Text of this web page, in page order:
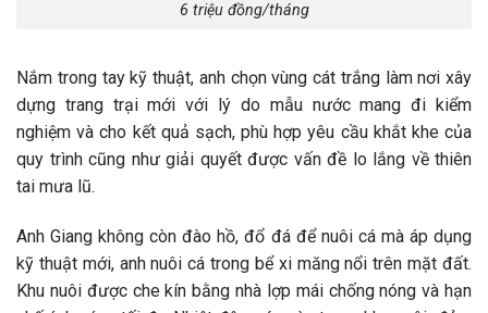
6 triệu đồng/tháng
Nắm trong tay kỹ thuật, anh chọn vùng cát trắng làm nơi xây
dựng trang trại mới với lý do mẫu nước mang đi kiểm
nghiệm và cho kết quả sạch, phù hợp yêu cầu khắt khe của
quy trình cũng như giải quyết được vấn đề lo lắng về thiên
tai mưa lũ.
Anh Giang không còn đào hồ, đổ đá để nuôi cá mà áp dụng
kỹ thuật mới, anh nuôi cá trong bể xi măng nổi trên mặt đất.
Khu nuôi được che kín bằng nhà lợp mái chống nóng và hạn